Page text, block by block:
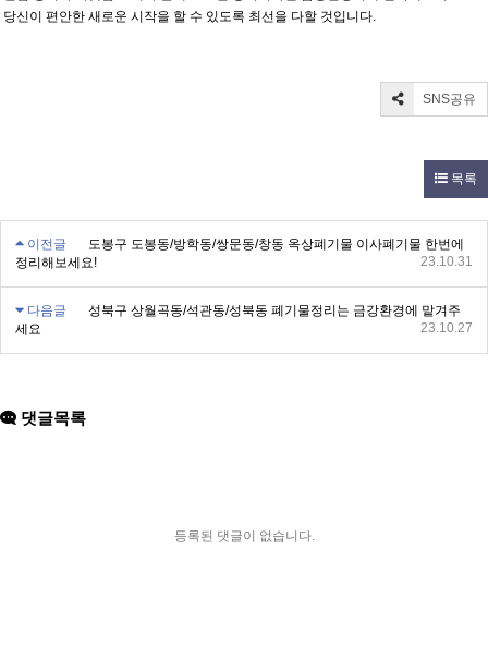
당신이 편안한 새로운 시작을 할 수 있도록 최선을 다할 것입니다.
SNS공유
목록
이전글
도봉구 도봉동/방학동/쌍문동/창동 옥상폐기물 이사폐기물 한번에
정리해보세요!
23.10.31
다음글
성북구 상월곡동/석관동/성북동 폐기물정리는 금강환경에 맡겨주
세요
23.10.27
댓글목록
등록된 댓글이 없습니다.